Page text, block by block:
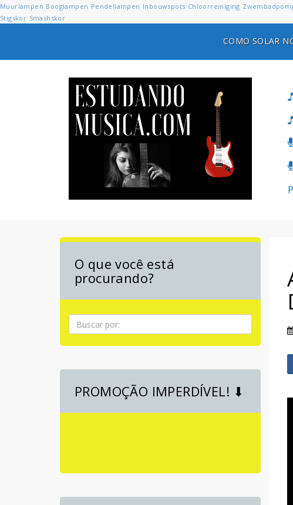
Muurlampen Booglampen Pendellampen Inbouwspots Chloorreiniging
Stigskor Smashskor
COMO SOLAR
O que você está
procurando?
Pesquisa
PROMOÇÃO IMPERDÍVEL! ⬇